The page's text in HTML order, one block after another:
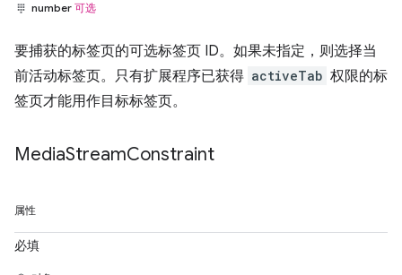
number 可选
要捕获的标签页的可选标签页 ID。如果未指定，则选择当
前活动标签页。只有扩展程序已获得 activeTab 权限的标
签页才能用作目标标签页。
MediaStreamConstraint
属性
必填